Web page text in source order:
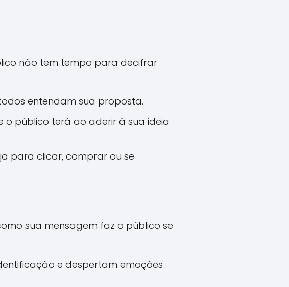
não tem tempo para decifrar
entendam sua proposta.
o público terá ao aderir à sua ideia
para clicar, comprar ou se
sua mensagem faz o público se
e despertam emoções